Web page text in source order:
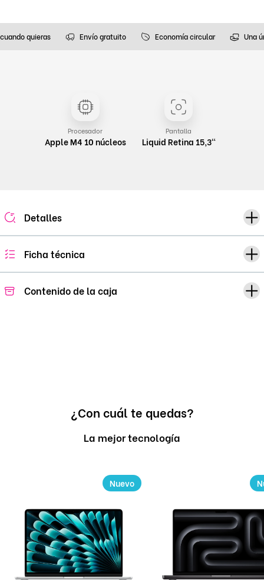
quieras Envío gratuito Economía circular Una
Procesador
Apple M4 10 núcleos
Pantalla
Liquid Retina 15,3"
Detalles
Ficha técnica
Contenido de la caja
¿Con cuál te quedas?
La mejor tecnología
Nuevo